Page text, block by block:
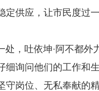
定供应，让市民度过
处，吐依坤·阿不都外
细询问他们的工作和
守岗位、无私奉献的